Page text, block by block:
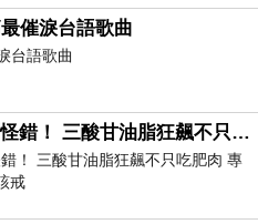
催淚台語歌曲
台語歌曲
健康網》別怪錯！ 三酸甘油脂狂飆不只吃肥肉 專家點名1物更該戒
！ 三酸甘油脂狂飆不只吃肥肉 專
戒
article/breakingnews/